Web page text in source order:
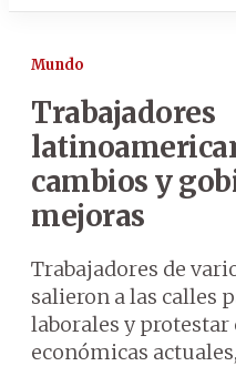
Mundo
Trabajadores
cambios y
mejoras
Trabajadores de
salieron a las calles
laborales y
económicas